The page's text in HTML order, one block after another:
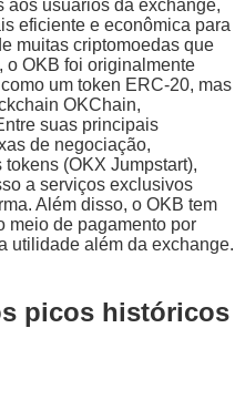
aos usuários da exchange,
eficiente e econômica para
muitas criptomoedas que
o OKB foi originalmente
um token ERC-20, mas
OKChain,
suas principais
de negociação,
(OKX Jumpstart),
a serviços exclusivos
Além disso, o OKB tem
meio de pagamento por
utilidade além da exchange.
picos históricos